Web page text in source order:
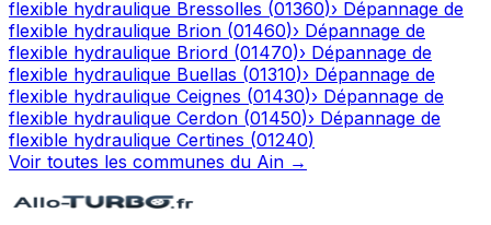
flexible hydraulique Bressolles (01360)› Dépannage de
flexible hydraulique Brion (01460)› Dépannage de
flexible hydraulique Briord (01470)› Dépannage de
flexible hydraulique Buellas (01310)› Dépannage de
flexible hydraulique Ceignes (01430)› Dépannage de
flexible hydraulique Cerdon (01450)› Dépannage de
flexible hydraulique Certines (01240)
Voir toutes les communes du Ain →